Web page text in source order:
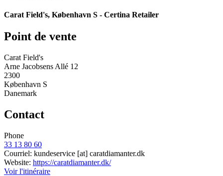
Carat Field's, København S - Certina Retailer
Point de vente
Carat Field's
Arne Jacobsens Allé 12
2300
København S
Danemark
Contact
Phone
33 13 80 60
Courriel: kundeservice [at] caratdiamanter.dk
Website: https://caratdiamanter.dk/
Voir l'itinéraire